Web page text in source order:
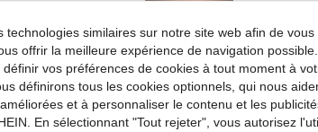
Utile (1)
technologies similaires sur notre site web afin de
offrir la meilleure expérience de navigation
vos préférences de cookies à tout moment à
définirons tous les cookies optionnels, qui nous
et à personnaliser le contenu et les
En sélectionnant "Tout rejeter", vous autorisez